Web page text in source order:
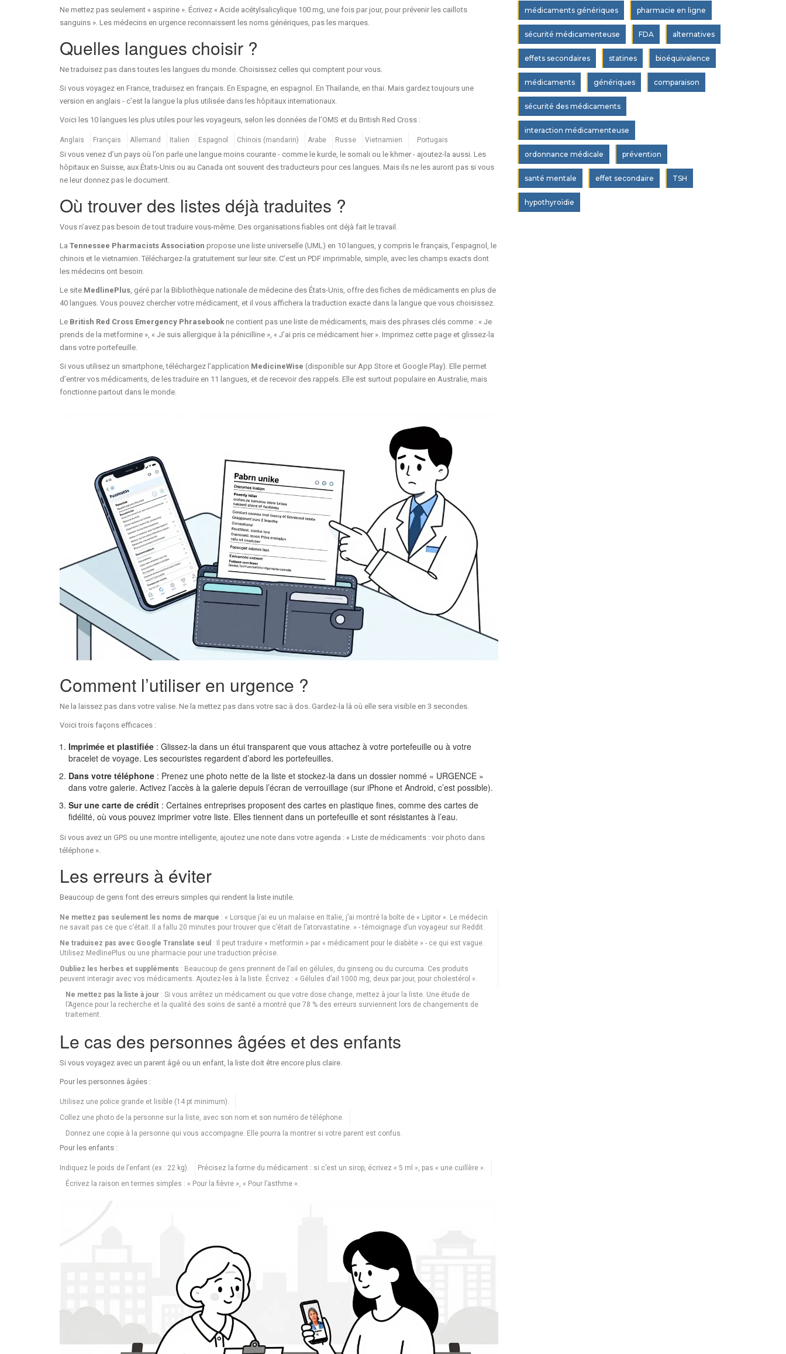
Ne mettez pas seulement « aspirine ». Écrivez « Acide acétylsalicylique 100 mg, une fois par jour, pour prévenir les caillots
sanguins ». Les médecins en urgence reconnaissent les noms génériques, pas les marques.
Quelles langues choisir ?
Ne traduisez pas dans toutes les langues du monde. Choisissez celles qui comptent pour vous.
Si vous voyagez en France, traduisez en français. En Espagne, en espagnol. En Thaïlande, en thaï. Mais gardez toujours une
version en anglais - c’est la langue la plus utilisée dans les hôpitaux internationaux.
Voici les 10 langues les plus utiles pour les voyageurs, selon les données de l’OMS et du British Red Cross :
Anglais Français Allemand Italien Espagnol Chinois (mandarin) Arabe Russe Vietnamien Portugais
Si vous venez d’un pays où l’on parle une langue moins courante - comme le kurde, le somali ou le khmer - ajoutez-la aussi. Les
hôpitaux en Suisse, aux États-Unis ou au Canada ont souvent des traducteurs pour ces langues. Mais ils ne les auront pas si vous
ne leur donnez pas le document.
Où trouver des listes déjà traduites ?
Vous n’avez pas besoin de tout traduire vous-même. Des organisations fiables ont déjà fait le travail.
La Tennessee Pharmacists Association propose une liste universelle (UML) en 10 langues, y compris le français, l’espagnol, le
chinois et le vietnamien. Téléchargez-la gratuitement sur leur site. C’est un PDF imprimable, simple, avec les champs exacts dont
les médecins ont besoin.
Le site MedlinePlus , géré par la Bibliothèque nationale de médecine des États-Unis, offre des fiches de médicaments en plus de
40 langues. Vous pouvez chercher votre médicament, et il vous affichera la traduction exacte dans la langue que vous choisissez.
Le British Red Cross Emergency Phrasebook ne contient pas une liste de médicaments, mais des phrases clés comme : « Je
prends de la metformine », « Je suis allergique à la pénicilline », « J’ai pris ce médicament hier ». Imprimez cette page et glissez-la
dans votre portefeuille.
Si vous utilisez un smartphone, téléchargez l’application MedicineWise (disponible sur App Store et Google Play). Elle permet
d’entrer vos médicaments, de les traduire en 11 langues, et de recevoir des rappels. Elle est surtout populaire en Australie, mais
fonctionne partout dans le monde.
Comment l’utiliser en urgence ?
Ne la laissez pas dans votre valise. Ne la mettez pas dans votre sac à dos. Gardez-la là où elle sera visible en 3 secondes.
Voici trois façons efficaces :
Imprimée et plastifiée : Glissez-la dans un étui transparent que vous attachez à votre portefeuille ou à votre
bracelet de voyage. Les secouristes regardent d’abord les portefeuilles.
Dans votre téléphone : Prenez une photo nette de la liste et stockez-la dans un dossier nommé « URGENCE »
dans votre galerie. Activez l’accès à la galerie depuis l’écran de verrouillage (sur iPhone et Android, c’est possible).
Sur une carte de crédit : Certaines entreprises proposent des cartes en plastique fines, comme des cartes de
fidélité, où vous pouvez imprimer votre liste. Elles tiennent dans un portefeuille et sont résistantes à l’eau.
Si vous avez un GPS ou une montre intelligente, ajoutez une note dans votre agenda : « Liste de médicaments : voir photo dans
téléphone ».
Les erreurs à éviter
Beaucoup de gens font des erreurs simples qui rendent la liste inutile.
Ne mettez pas seulement les noms de marque : « Lorsque j’ai eu un malaise en Italie, j’ai montré la boîte de « Lipitor ». Le médecin
ne savait pas ce que c’était. Il a fallu 20 minutes pour trouver que c’était de l’atorvastatine. » - témoignage d’un voyageur sur Reddit.
Ne traduisez pas avec Google Translate seul : Il peut traduire « metformin » par « médicament pour le diabète » - ce qui est vague.
Utilisez MedlinePlus ou une pharmacie pour une traduction précise.
Oubliez les herbes et suppléments : Beaucoup de gens prennent de l’ail en gélules, du ginseng ou du curcuma. Ces produits
peuvent interagir avec vos médicaments. Ajoutez-les à la liste. Écrivez : « Gélules d’ail 1000 mg, deux par jour, pour cholestérol ».
Ne mettez pas la liste à jour : Si vous arrêtez un médicament ou que votre dose change, mettez à jour la liste. Une étude de
l’Agence pour la recherche et la qualité des soins de santé a montré que 78 % des erreurs surviennent lors de changements de
traitement.
Le cas des personnes âgées et des enfants
Si vous voyagez avec un parent âgé ou un enfant, la liste doit être encore plus claire.
Pour les personnes âgées :
Utilisez une police grande et lisible (14 pt minimum).
Collez une photo de la personne sur la liste, avec son nom et son numéro de téléphone.
Donnez une copie à la personne qui vous accompagne. Elle pourra la montrer si votre parent est confus.
Pour les enfants :
Indiquez le poids de l’enfant (ex : 22 kg).
Précisez la forme du médicament : si c’est un sirop, écrivez « 5 ml », pas « une cuillère ».
Écrivez la raison en termes simples : « Pour la fièvre », « Pour l’asthme ».
médicaments génériques pharmacie en ligne
sécurité médicamenteuse FDA alternatives
effets secondaires statines bioéquivalence
médicaments génériques comparaison
sécurité des médicaments
interaction médicamenteuse
ordonnance médicale prévention
santé mentale effet secondaire TSH
hypothyroïdie